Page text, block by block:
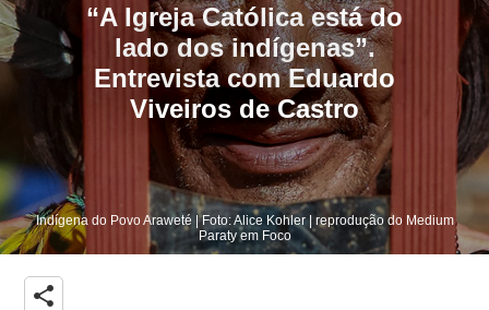
“A Igreja Católica está do
lado dos indígenas”.
Entrevista com Eduardo
Viveiros de Castro
Indígena do Povo Araweté | Foto: Alice Kohler | reprodução do Medium
Paraty em Foco
share